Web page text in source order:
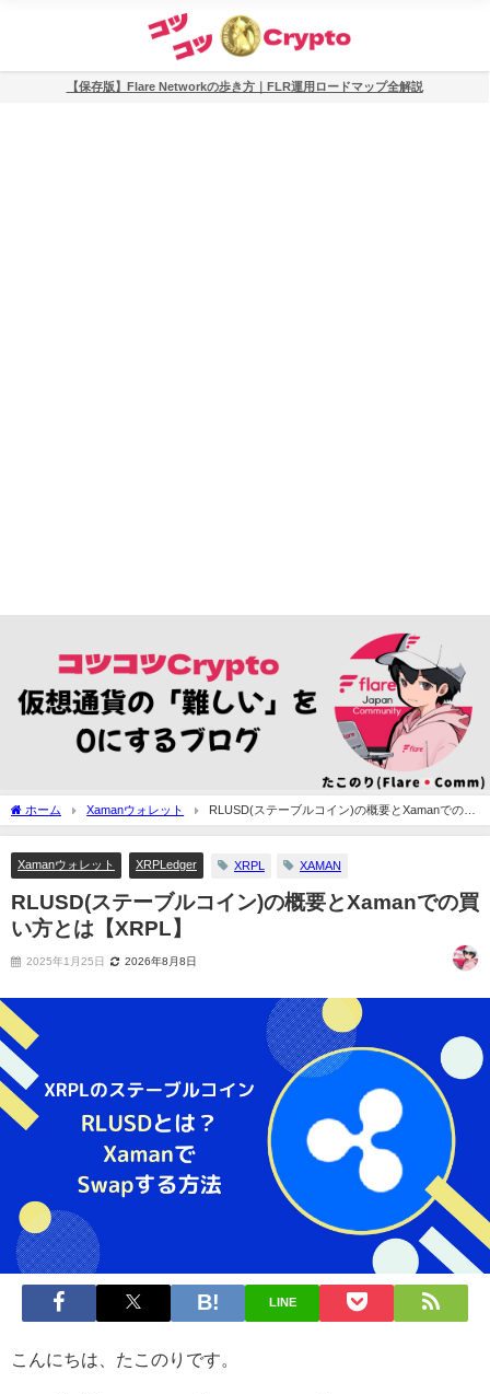
【保存版】Flare Networkの歩き方｜FLR運用ロードマップ全解説
ホーム Xamanウォレット
RLUSD(ステーブルコイン)の概要とXamanでの買
い方とは【XRPL】
Xamanウォレット XRPLedger XRPL XAMAN
RLUSD(ステーブルコイン)の概要とXamanでの買
い方とは【XRPL】
2025年1月25日 2026年8月8日
LINE
こんにちは、たこのりです。